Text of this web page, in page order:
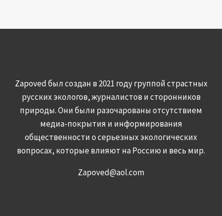
Zapoved был создан в 2021 году группой страстных
русских экологов, журналистов и сторонников
природы. Они были разочарованы отсутствием
медиа-покрытия и информирования
общественности о серьезных экологических
вопросах, которые влияют на Россию и весь мир.
Zapoved@aol.com